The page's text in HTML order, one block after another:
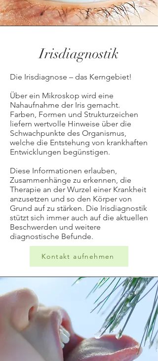
Irisdiagnostik
Die Irisdiagnose – das Kerngebiet!
Über ein Mikroskop wird eine
Nahaufnahme der Iris gemacht.
Farben, Formen und Strukturzeichen
liefern wertvolle Hinweise über die
Schwachpunkte des Organismus,
welche die Entstehung von krankhaften
Entwicklungen begünstigen.
Diese Informationen erlauben,
Zusammenhänge zu erkennen, die
Therapie an der Wurzel einer Krankheit
anzusetzen und so den Körper von
Grund auf zu stärken. Die Irisdiagnostik
stützt sich immer auch auf die aktuellen
Beschwerden und weitere
diagnostische Befunde.
Kontakt aufnehmen